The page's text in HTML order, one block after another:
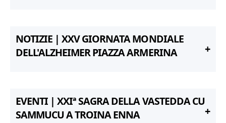
NOTIZIE | XXV GIORNATA MONDIALE
DELL'ALZHEIMER PIAZZA ARMERINA
EVENTI | XXIª SAGRA DELLA VASTEDDA CU
SAMMUCU A TROINA ENNA